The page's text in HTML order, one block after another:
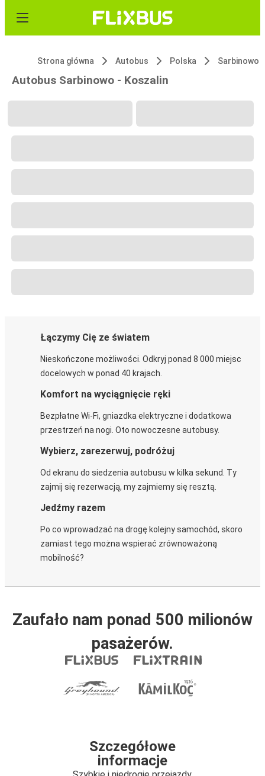
Strona główna Autobus Polska Sarbinowo
Autobus Sarbinowo - Koszalin
Łączymy Cię ze światem
Nieskończone możliwości. Odkryj ponad 8 000 miejsc
docelowych w ponad 40 krajach.
Komfort na wyciągnięcie ręki
Bezpłatne Wi-Fi, gniazdka elektryczne i dodatkowa
przestrzeń na nogi. Oto nowoczesne autobusy.
Wybierz, zarezerwuj, podróżuj
Od ekranu do siedzenia autobusu w kilka sekund. Ty
zajmij się rezerwacją, my zajmiemy się resztą.
Jedźmy razem
Po co wprowadzać na drogę kolejny samochód, skoro
zamiast tego można wspierać zrównoważoną
mobilność?
Zaufało nam ponad 500 milionów
pasażerów.
Szczegółowe
informacje